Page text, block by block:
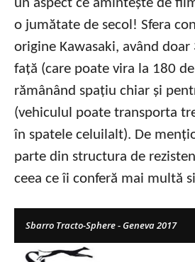
un aspect ce amintește de
o jumătate de secol! Sfera
origine Kawasaki, având
față (care poate vira la 180
rămânând spațiu chiar și
(vehiculul poate transporta
în spatele celuilalt). De
parte din structura de
ceea ce îi conferă mai multă
Sbarro Tracto-Sphere - Geneva 2017